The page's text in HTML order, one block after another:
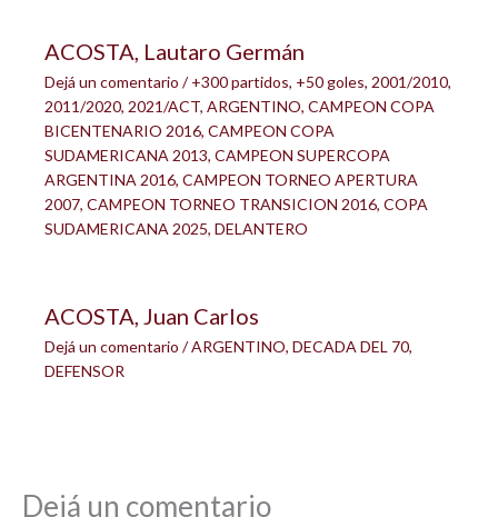
ACOSTA, Lautaro Germán
Dejá un comentario /+300 partidos, +50 goles, 2001/2010,
2011/2020, 2021/ACT, ARGENTINO, CAMPEON COPA
BICENTENARIO 2016, CAMPEON COPA
SUDAMERICANA 2013, CAMPEON SUPERCOPA
ARGENTINA 2016, CAMPEON TORNEO APERTURA
2007, CAMPEON TORNEO TRANSICION 2016, COPA
SUDAMERICANA 2025, DELANTERO
ACOSTA, Juan Carlos
Dejá un comentario /ARGENTINO, DECADA DEL 70,
DEFENSOR
Dejá un comentario